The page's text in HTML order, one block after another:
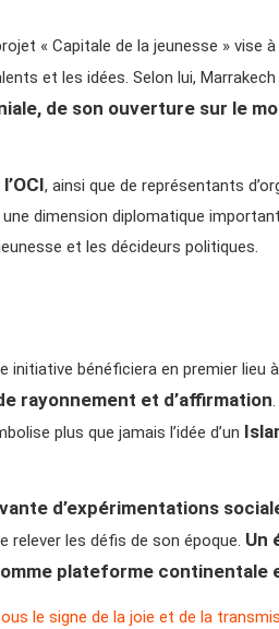
« Capitale de la jeunesse » vise
et les idées. Selon lui,
de son ouverture sur le
, ainsi que de représentants
dimension diplomatique
et les décideurs politiques.
initiative bénéficiera en premier lieu
rayonnement et d’affirmation
plus que jamais l’idée d’un
d’expérimentations
relever les défis de son époque. Un
plateforme continentale
le signe de la joie et de la